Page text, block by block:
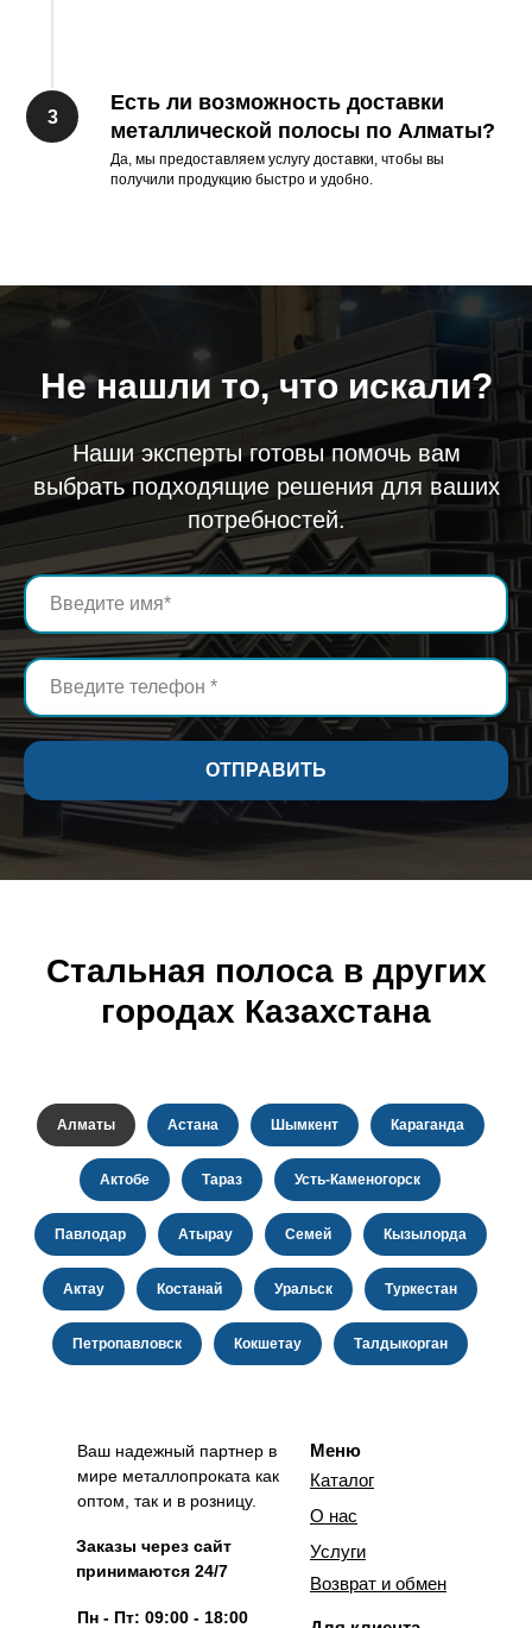
Есть ли возможность доставки
металлической полосы по Алматы?
Да, мы предоставляем услугу доставки, чтобы вы
получили продукцию быстро и удобно.
Не нашли то, что искали?
Наши эксперты готовы помочь вам
выбрать подходящие решения для ваших
потребностей.
ОТПРАВИТЬ
Стальная полоса в других
городах Казахстана
Алматы Астана Шымкент Караганда
Актобе Тараз Усть-Каменогорск
Павлодар Атырау Семей Кызылорда
Актау Костанай Уральск Туркестан
Петропавловск Кокшетау Талдыкорган
Меню
Ваш надежный партнер в
мире металлопроката как
оптом, так и в розницу.
Каталог
О нас
Услуги
Заказы через сайт
принимаются 24/7
Пн - Пт: 09:00 - 18:00
Возврат и обмен